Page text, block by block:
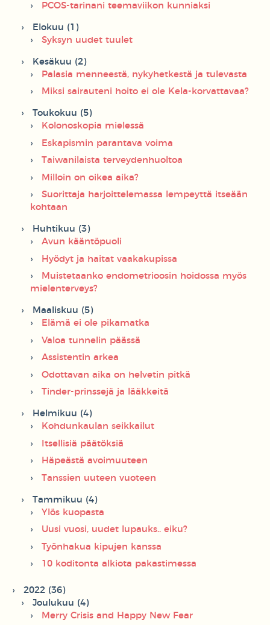
PCOS-tarinani teemaviikon kunniaksi
Elokuu (1)
Syksyn uudet tuulet
Kesäkuu (2)
Palasia menneestä, nykyhetkestä ja tulevasta
Miksi sairauteni hoito ei ole Kela-korvattavaa?
Toukokuu (5)
Kolonoskopia mielessä
Eskapismin parantava voima
Taiwanilaista terveydenhuoltoa
Milloin on oikea aika?
Suorittaja harjoittelemassa lempeyttä itseään
kohtaan
Huhtikuu (3)
Avun kääntöpuoli
Hyödyt ja haitat vaakakupissa
Muistetaanko endometrioosin hoidossa myös
mielenterveys?
Maaliskuu (5)
Elämä ei ole pikamatka
Valoa tunnelin päässä
Assistentin arkea
Odottavan aika on helvetin pitkä
Tinder-prinssejä ja lääkkeitä
Helmikuu (4)
Kohdunkaulan seikkailut
Itsellisiä päätöksiä
Häpeästä avoimuuteen
Tanssien uuteen vuoteen
Tammikuu (4)
Ylös kuopasta
Uusi vuosi, uudet lupauks.. eiku?
Työnhakua kipujen kanssa
10 koditonta alkiota pakastimessa
2022 (36)
Joulukuu (4)
Merry Crisis and Happy New Fear